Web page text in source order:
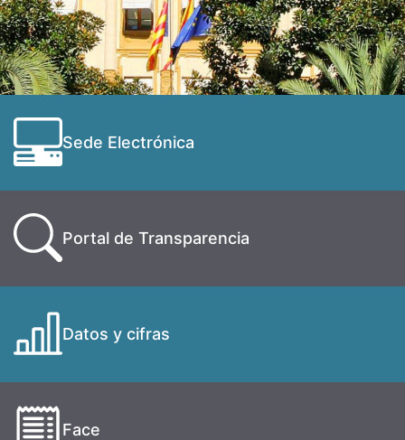
Sede Electrónica
Portal de Transparencia
Datos y cifras
Face